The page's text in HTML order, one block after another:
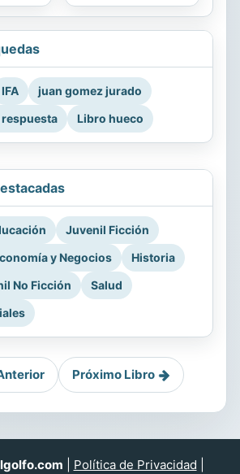
IFA
juan gomez jurado
respuesta Libro hueco
Juvenil Ficción
y Negocios
Historia
No Ficción
Salud
Próximo Libro
Política de Privacidad